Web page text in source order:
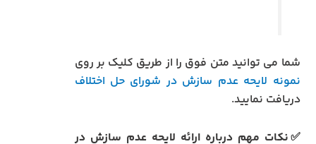
شما می توانید متن فوق را از طریق کلیک بر روی
نمونه لایحه عدم سازش در شورای حل اختلاف
دریافت نمایید.
✅نکات مهم درباره ارائه لایحه عدم سازش در